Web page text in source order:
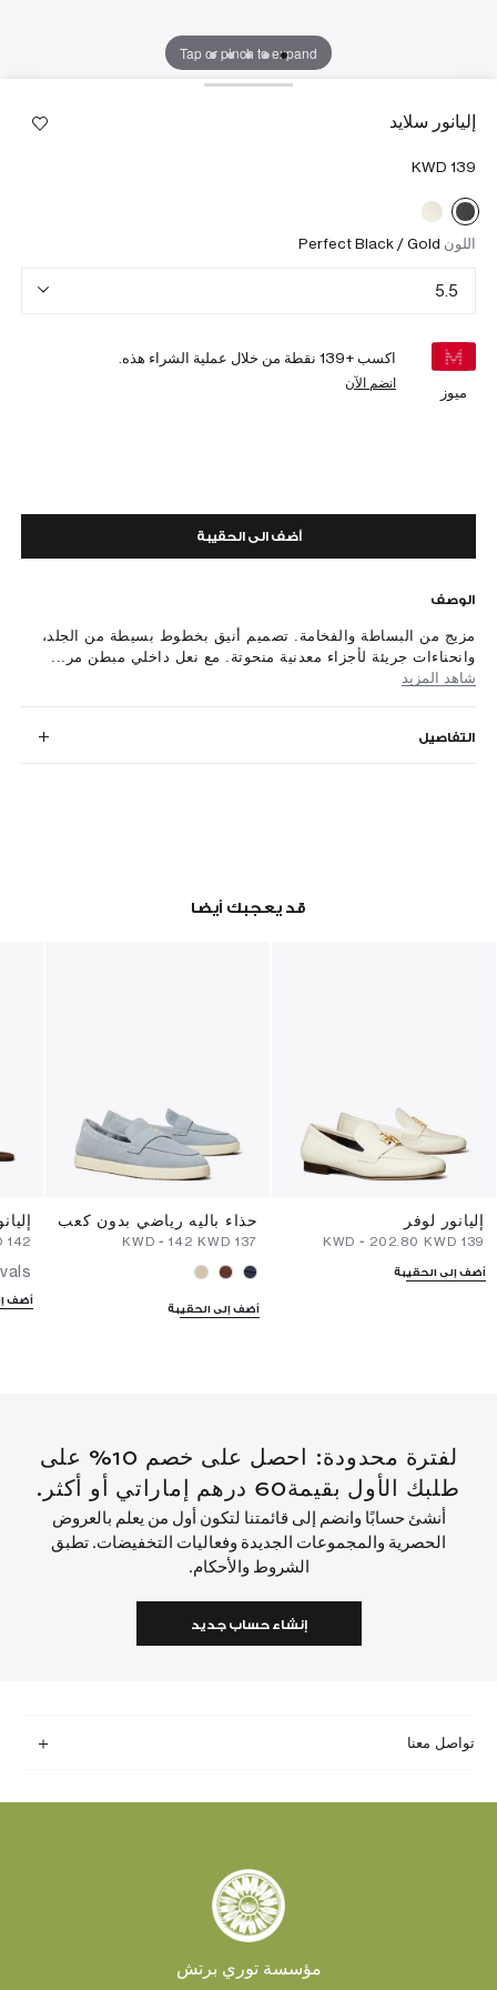
Tap or pinch to expand
إليانور سلايد
اللون Perfect Black / Gold
5.5
ميوز
اكسب +139 نقطة من خلال عملية الشراء هذه.
انضم الآن
أضف الى الحقيبة
الوصف
مزيج من البساطة والفخامة. تصميم أنيق بخطوط بسيطة من الجلد،
وانحناءات جريئة لأجزاء معدنية منحوتة. مع نعل داخلي مبطن مر...
شاهد المزيد
التفاصيل
قد يعجبك أيضا
إليانور لوفر
- ⁦202.80⁩ KWD
أضف إلى الحقيبة
حذاء باليه رياضي بدون كعب
- ⁦142⁩ KWD
أضف إلى الحقيبة
أضف
لفترة محدودة: احصل على خصم 10% على
طلبك الأول بقيمة60 درهم إماراتي أو أكثر.
أنشئ حسابًا وانضم إلى قائمتنا لتكون أول من يعلم بالعروض
الحصرية والمجموعات الجديدة وفعاليات التخفيضات. تطبق
الشروط والأحكام.
إنشاء حساب جديد
تواصل معنا
مؤسسة توري برتش